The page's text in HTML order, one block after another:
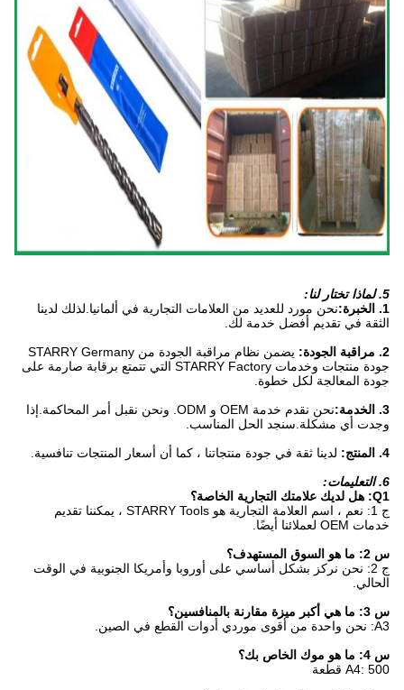
5. لماذا تختار لنا:
1. الخبرة:
نحن مورد للعديد من العلامات التجارية في ألمانيا.لذلك لدينا
الثقة في تقديم أفضل خدمة لك.
2. مراقبة الجودة:
يضمن نظام مراقبة الجودة من STARRY Germany
جودة منتجات وخدمات STARRY Factory التي تتمتع برقابة صارمة على
جودة المعالجة لكل خطوة.
3. الخدمة:
نحن نقدم خدمة OEM و ODM. ونحن نقبل أمر المحاكمة.إذا
وجدت أي مشكلة.سنجد الحل المناسب.
4. المنتج:
لدينا ثقة في جودة منتجاتنا ، كما أن أسعار المنتجات تنافسية.
6. التعليمات:
Q1: هل لديك علامتك التجارية الخاصة؟
ج 1: نعم ، اسم العلامة التجارية هو STARRY Tools ، يمكننا تقديم
خدمات OEM لعملائنا أيضًا.
س 2: ما هو السوق المستهدف؟
ج 2: نحن نركز بشكل أساسي على أوروبا وأمريكا الجنوبية في الوقت
الحالي.
س 3: ما هي أكبر ميزة مقارنة بالمنافسين؟
A3: نحن واحدة من أقوى موردي أدوات القطع في الصين.
س 4: ما هو موك الخاص بك؟
A4: 500 قطعة